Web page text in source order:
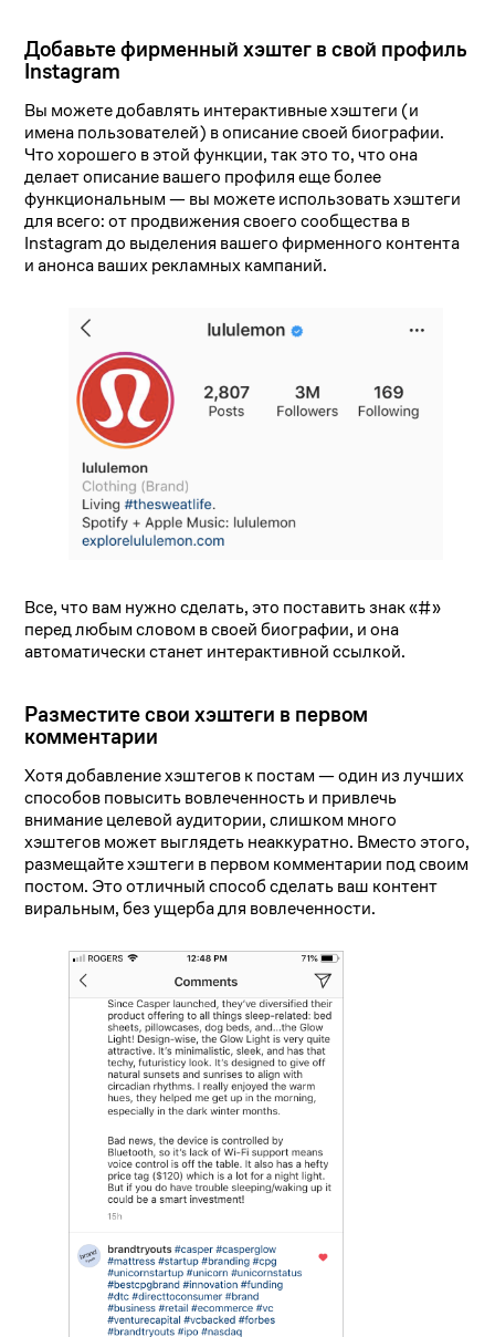
Добавьте фирменный хэштег в свой профиль
Instagram
Вы можете добавлять интерактивные хэштеги (и
имена пользователей) в описание своей биографии.
Что хорошего в этой функции, так это то, что она
делает описание вашего профиля еще более
функциональным — вы можете использовать хэштеги
для всего: от продвижения своего сообщества в
Instagram до выделения вашего фирменного контента
и анонса ваших рекламных кампаний.
Все, что вам нужно сделать, это поставить знак «#»
перед любым словом в своей биографии, и она
автоматически станет интерактивной ссылкой.
Разместите свои хэштеги в первом
комментарии
Хотя добавление хэштегов к постам — один из лучших
способов повысить вовлеченность и привлечь
внимание целевой аудитории, слишком много
хэштегов может выглядеть неаккуратно. Вместо этого,
размещайте хэштеги в первом комментарии под своим
постом. Это отличный способ сделать ваш контент
виральным, без ущерба для вовлеченности.